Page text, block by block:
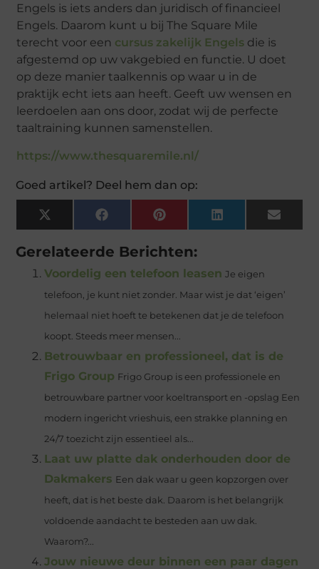
Engels is iets anders dan juridisch of financieel
Engels. Daarom kunt u bij The Square Mile
terecht voor een cursus zakelijk Engels die is
afgestemd op uw vakgebied en functie. U doet
op deze manier taalkennis op waar u in de
praktijk echt iets aan heeft. Geeft uw wensen en
leerdoelen aan ons door, zodat wij de perfecte
taaltraining kunnen samenstellen.
https://www.thesquaremile.nl/
Goed artikel? Deel hem dan op:
X
(Twitter)
FacebookPinterestLinkedIn Email
Gerelateerde Berichten:
Voordelig een telefoon leasen Je eigen
telefoon, je kunt niet zonder. Maar wist je dat ‘eigen’
helemaal niet hoeft te betekenen dat je de telefoon
koopt. Steeds meer mensen...
Betrouwbaar en professioneel, dat is de
Frigo Group Frigo Group is een professionele en
betrouwbare partner voor koeltransport en -opslag Een
modern ingericht vrieshuis, een strakke planning en
24/7 toezicht zijn essentieel als...
Laat uw platte dak onderhouden door de
Dakmakers Een dak waar u geen kopzorgen over
heeft, dat is het beste dak. Daarom is het belangrijk
voldoende aandacht te besteden aan uw dak.
Waarom?...
Jouw nieuwe deur binnen een paar dagen